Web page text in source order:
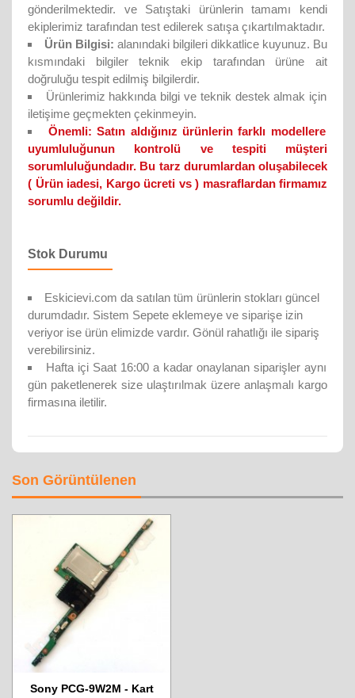
gönderilmektedir. ve Satıştaki ürünlerin tamamı kendi
ekiplerimiz tarafından test edilerek satışa çıkartılmaktadır.
Ürün Bilgisi: alanındaki bilgileri dikkatlice kuyunuz. Bu
kısmındaki bilgiler teknik ekip tarafından ürüne ait
doğruluğu tespit edilmiş bilgilerdir.
Ürünlerimiz hakkında bilgi ve teknik destek almak için
iletişime geçmekten çekinmeyin.
Önemli: Satın aldığınız ürünlerin farklı modellere
uyumluluğunun kontrolü ve tespiti müşteri
sorumluluğundadır. Bu tarz durumlardan oluşabilecek
( Ürün iadesi, Kargo ücreti vs ) masraflardan firmamız
sorumlu değildir.
Stok Durumu
Eskicievi.com da satılan tüm ürünlerin stokları güncel
durumdadır. Sistem Sepete eklemeye ve siparişe izin
veriyor ise ürün elimizde vardır. Gönül rahatlığı ile sipariş
verebilirsiniz.
Hafta içi Saat 16:00 a kadar onaylanan siparişler aynı
gün paketlenerek size ulaştırılmak üzere anlaşmalı kargo
firmasına iletilir.
Son Görüntülenen
Sony PCG-9W2M - Kart